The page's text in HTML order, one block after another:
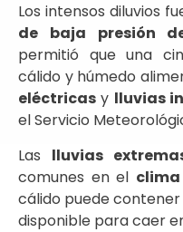
Los intensos diluvios
de baja presión
permitió que una
cálido y húmedo
eléctricas y lluvias
el Servicio
Las lluvias
comunes en el
cálido puede
disponible para caer